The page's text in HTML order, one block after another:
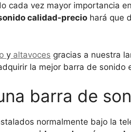
cada vez mayor importancia
calidad-precio hará que
y altavoces gracias a nuestra
la mejor barra de sonido
barra de
normalmente bajo la